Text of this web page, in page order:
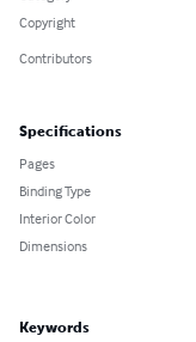
Copyright
Contributors
Specifications
Pages
Binding Type
Interior Color
Dimensions
Keywords